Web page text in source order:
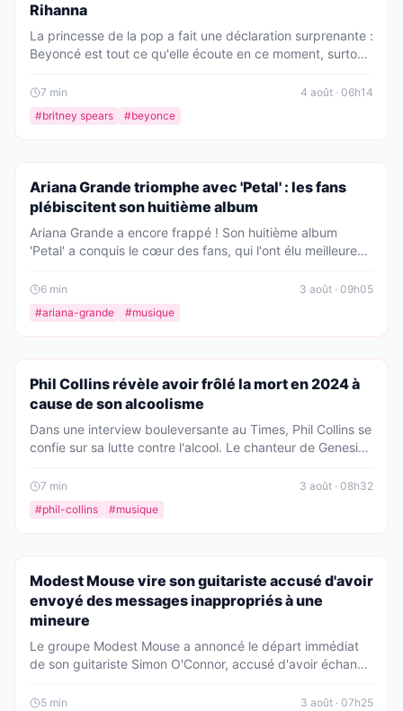
Rihanna
La princesse de la pop a fait une déclaration surprenante :
Beyoncé est tout ce qu'elle écoute en ce moment, surtout
vidéo d'elle dansant sur Rihanna, prouvant une fois de
plus son amour pour la musique des autres stars.
7 min
4 août · 06h14
#britney spears #beyonce
PEOPLE
Ariana Grande triomphe avec 'Petal' : les fans
plébiscitent son huitième album
Ariana Grande a encore frappé ! Son huitième album
'Petal' a conquis le cœur des fans, qui l'ont élu meilleure
Un succès qui confirme son statut de reine de la pop.
6 min
3 août · 09h05
#ariana-grande #musique
PEOPLE
Phil Collins révèle avoir frôlé la mort en 2024 à
cause de son alcoolisme
Dans une interview bouleversante au Times, Phil Collins se
confie sur sa lutte contre l'alcool. Le chanteur de Genesis
en 2024. Une confession poignante sur sa santé et sa
renaissance.
7 min
3 août · 08h32
#phil-collins #musique
PEOPLE
Modest Mouse vire son guitariste accusé d'avoir
envoyé des messages inappropriés à une
mineure
Le groupe Modest Mouse a annoncé le départ immédiat
de son guitariste Simon O'Connor, accusé d'avoir échangé
assurer la tournée, Seth Jabour des Les Savy Fav le
5 min 3 août · 07h25